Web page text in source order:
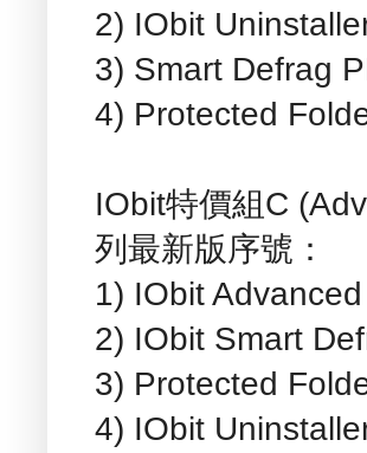
2) IObit
3) Smart Defrag
4) Protected
IObit特價組C
列最新版序號：
1) IObit
2) IObit Smart
3) Protected
4) IObit